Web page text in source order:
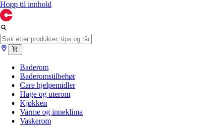
Hopp til innhold
Baderom
Baderomstilbehør
Care hjelpemidler
Hage og uterom
Kjøkken
Varme og inneklima
Vaskerom